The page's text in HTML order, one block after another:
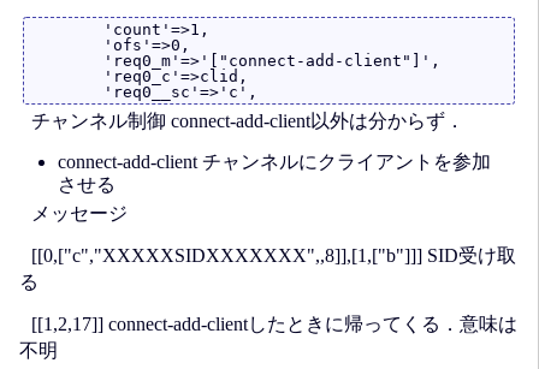
チャンネル制御 connect-add-client以外は分からず．
connect-add-client チャンネルにクライアントを参加
させる
メッセージ
[[0,["c","XXXXXSIDXXXXXXX",,8]],[1,["b"]]] SID受け取
る
[[1,2,17]] connect-add-clientしたときに帰ってくる．意味は
不明